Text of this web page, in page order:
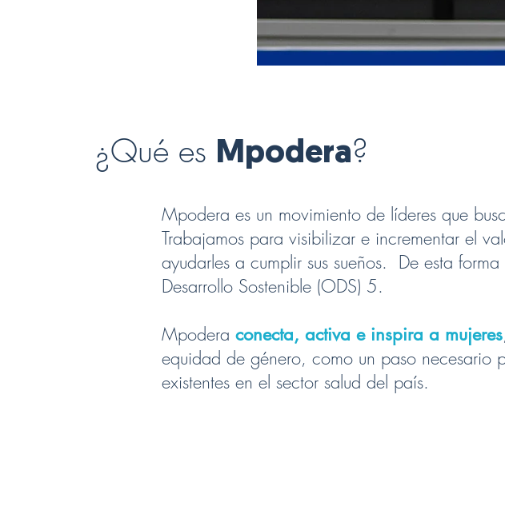
¿Qué es Mpodera?
Mpodera es un movimiento de líderes que
Trabajamos para visibilizar e incrementar el
ayudarles a cumplir sus sueños. De esta
Desarrollo Sostenible (ODS) 5.
Mpodera conecta, activa e inspira a mujeres
equidad de género, como un paso necesario
existentes en el sector salud del país.